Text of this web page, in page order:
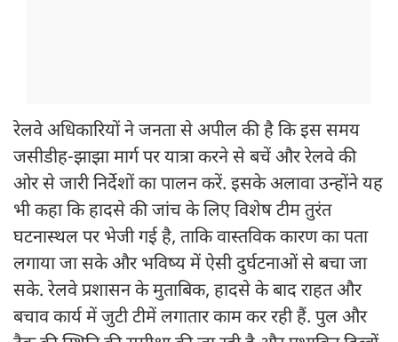
रेलवे अधिकारियों ने जनता से अपील की है कि इस समय
जसीडीह-झाझा मार्ग पर यात्रा करने से बचें और रेलवे की
ओर से जारी निर्देशों का पालन करें. इसके अलावा उन्होंने यह
भी कहा कि हादसे की जांच के लिए विशेष टीम तुरंत
घटनास्थल पर भेजी गई है, ताकि वास्तविक कारण का पता
लगाया जा सके और भविष्य में ऐसी दुर्घटनाओं से बचा जा
सके. रेलवे प्रशासन के मुताबिक, हादसे के बाद राहत और
बचाव कार्य में जुटी टीमें लगातार काम कर रही हैं. पुल और